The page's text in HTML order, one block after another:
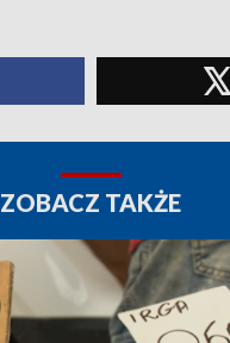
ZOBACZ TAKŻE